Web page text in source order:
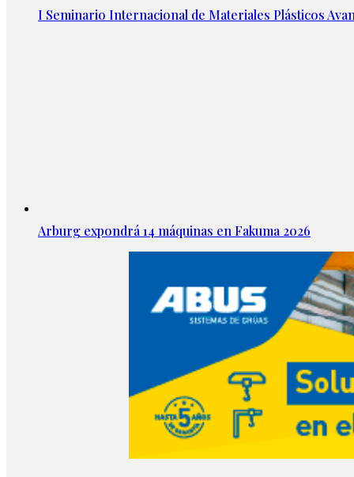
I Seminario Internacional de Materiales Plásticos
Arburg expondrá 14 máquinas en Fakuma 2026